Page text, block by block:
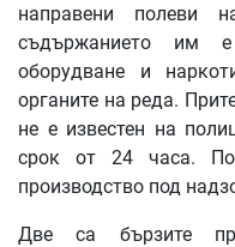
направени полеви
съдържанието им
оборудване и
органите на реда.
не е известен на
срок от 24 часа.
производство под
Две са бързите